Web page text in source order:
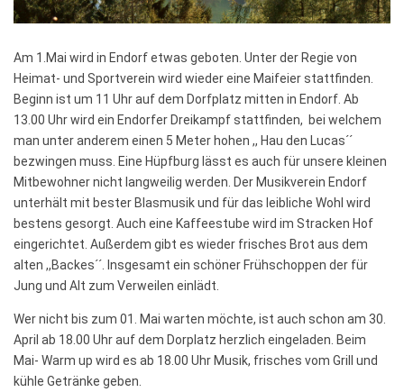
Am 1.Mai wird in Endorf etwas geboten. Unter der Regie von
Heimat- und Sportverein wird wieder eine Maifeier stattfinden.
Beginn ist um 11 Uhr auf dem Dorfplatz mitten in Endorf. Ab
13.00 Uhr wird ein Endorfer Dreikampf stattfinden, bei welchem
man unter anderem einen 5 Meter hohen ,, Hau den Lucas´´
bezwingen muss. Eine Hüpfburg lässt es auch für unsere kleinen
Mitbewohner nicht langweilig werden. Der Musikverein Endorf
unterhält mit bester Blasmusik und für das leibliche Wohl wird
bestens gesorgt. Auch eine Kaffeestube wird im Stracken Hof
eingerichtet. Außerdem gibt es wieder frisches Brot aus dem
alten ,,Backes´´. Insgesamt ein schöner Frühschoppen der für
Jung und Alt zum Verweilen einlädt.
Wer nicht bis zum 01. Mai warten möchte, ist auch schon am 30.
April ab 18.00 Uhr auf dem Dorplatz herzlich eingeladen. Beim
Mai- Warm up wird es ab 18.00 Uhr Musik, frisches vom Grill und
kühle Getränke geben.